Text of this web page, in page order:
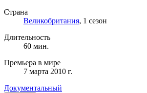
Страна
Великобритания, 1 сезон
Длительность
60 мин.
Премьера в мире
7 марта 2010 г.
Документальный